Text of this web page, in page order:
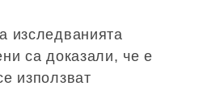
изследванията
са доказали, че е
използват